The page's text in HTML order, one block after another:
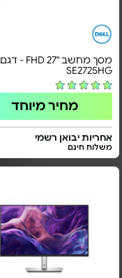
מסך מחשב "FHD 27 - דגם
SE2725HG
מחיר מיוחד
אחריות יבואן רשמי
משלוח חינם